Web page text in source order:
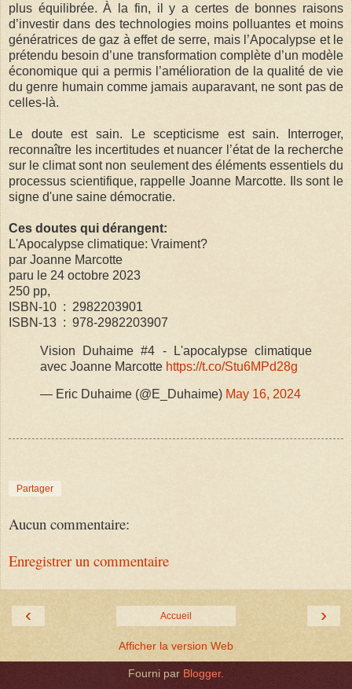
plus équilibrée. À la fin, il y a certes de bonnes raisons
d’investir dans des technologies moins polluantes et moins
génératrices de gaz à effet de serre, mais l’Apocalypse et le
prétendu besoin d’une transformation complète d’un modèle
économique qui a permis l’amélioration de la qualité de vie
du genre humain comme jamais auparavant, ne sont pas de
celles-là.
Le doute est sain. Le scepticisme est sain. Interroger,
reconnaître les incertitudes et nuancer l’état de la recherche
sur le climat sont non seulement des éléments essentiels du
processus scientifique, rappelle Joanne Marcotte. Ils sont le
signe d'une saine démocratie.
Ces doutes qui dérangent:
L'Apocalypse climatique: Vraiment?
par Joanne Marcotte
paru le 24 octobre 2023
250 pp,
ISBN-10 ‏ : ‎ 2982203901
ISBN-13 ‏ : ‎ 978-2982203907
Vision Duhaime #4 - L'apocalypse climatique
avec Joanne Marcotte https://t.co/Stu6MPd28g
— Eric Duhaime (@E_Duhaime) May 16, 2024
Partager
Aucun commentaire:
Enregistrer un commentaire
‹ ›
Accueil
Afficher la version Web
Fourni par Blogger.